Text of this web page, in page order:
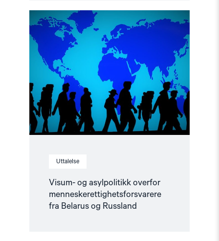
Uttalelse
Visum- og asylpolitikk overfor
menneskerettighetsforsvarere
fra Belarus og Russland
article
"Visum-
og
asylpolitikk
overfor
menneskerettighetsforsvarere
Belarus
og
Russland"